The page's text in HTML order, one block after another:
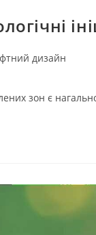
дизайн
зон є